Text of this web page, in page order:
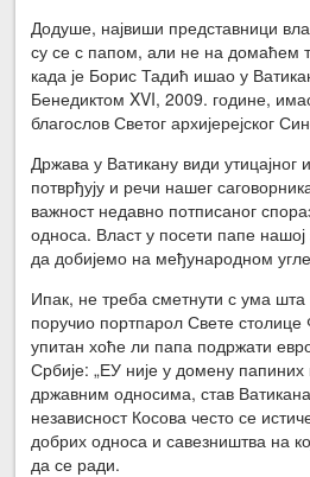
Додуше, највиши представници
су се с папом, али не на домаћем
када је Борис Тадић ишао у
Бенедиктом XVI, 2009. године,
благослов Светог архијерејског
Држава у Ватикану види утицајног
потврђују и речи нашег
важност недавно потписаног
односа. Власт у посети папе
да добијемо на међународном
Ипак, не треба сметнути с ума шта
поручио портпарол Свете
упитан хоће ли папа подржати
Србије: „ЕУ није у домену папиних
државним односима, став
независност Косова често се
добрих односа и савезништва на
да се ради.